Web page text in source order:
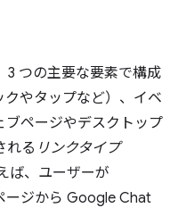
3 つの主要な要素で構成
クやタップなど）、イベ
ブページやデスクトップ
れる リンクタイプ
ば、ユーザーが
ージから Google Chat